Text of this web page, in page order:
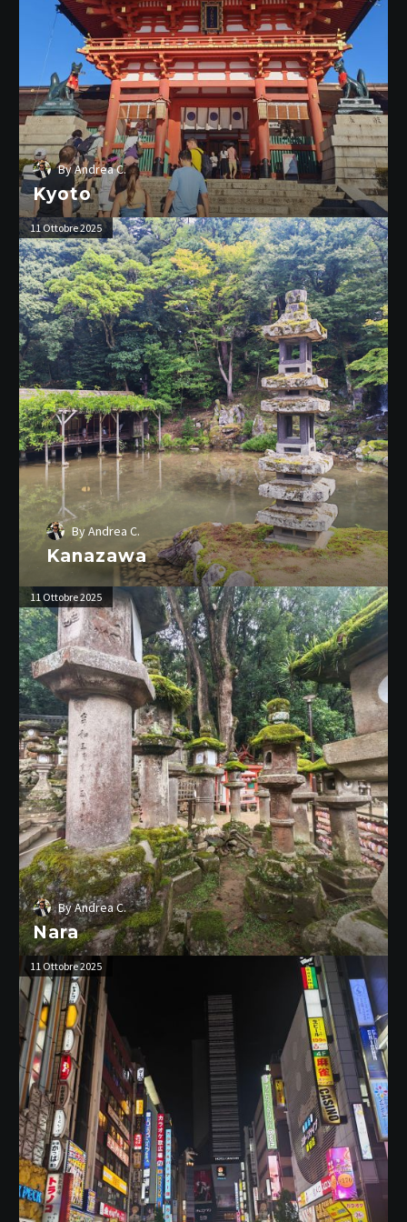
ByAndrea C.
Kyoto
Kanazawa
ByAndrea C.
Kanazawa
11 Ottobre 2025
Nara
ByAndrea C.
Nara
11 Ottobre 2025
Tokyo
11 Ottobre 2025